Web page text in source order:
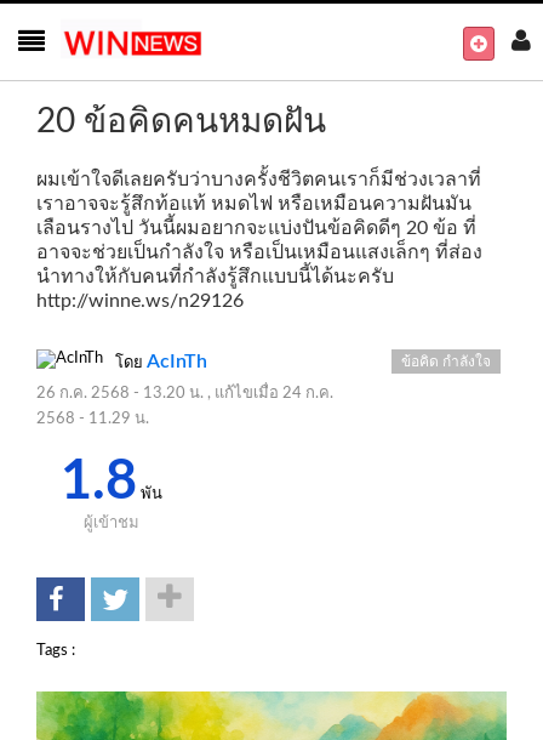
20 ข้อคิดคนหมดฝัน
ผมเข้าใจดีเลยครับว่าบางครั้งชีวิตคนเราก็มีช่วงเวลาที่
เราอาจจะรู้สึกท้อแท้ หมดไฟ หรือเหมือนความฝันมัน
เลือนรางไป วันนี้ผมอยากจะแบ่งปันข้อคิดดีๆ 20 ข้อ ที่
อาจจะช่วยเป็นกำลังใจ หรือเป็นเหมือนแสงเล็กๆ ที่ส่อง
นำทางให้กับคนที่กำลังรู้สึกแบบนี้ได้นะครับ
http://winne.ws/n29126
โดย AcInTh
26 ก.ค. 2568 - 13.20 น. , แก้ไขเมื่อ 24 ก.ค.
2568 - 11.29 น.
ข้อคิด กำลังใจ
1.8 พัน
ผู้เข้าชม
Tags :